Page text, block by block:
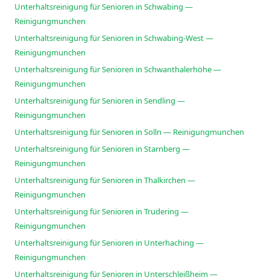
Unterhaltsreinigung für Senioren in Schwabing —
Reinigungmunchen
Unterhaltsreinigung für Senioren in Schwabing-West —
Reinigungmunchen
Unterhaltsreinigung für Senioren in Schwanthalerhöhe —
Reinigungmunchen
Unterhaltsreinigung für Senioren in Sendling —
Reinigungmunchen
Unterhaltsreinigung für Senioren in Solln — Reinigungmunchen
Unterhaltsreinigung für Senioren in Starnberg —
Reinigungmunchen
Unterhaltsreinigung für Senioren in Thalkirchen —
Reinigungmunchen
Unterhaltsreinigung für Senioren in Trudering —
Reinigungmunchen
Unterhaltsreinigung für Senioren in Unterhaching —
Reinigungmunchen
Unterhaltsreinigung für Senioren in Unterschleißheim —